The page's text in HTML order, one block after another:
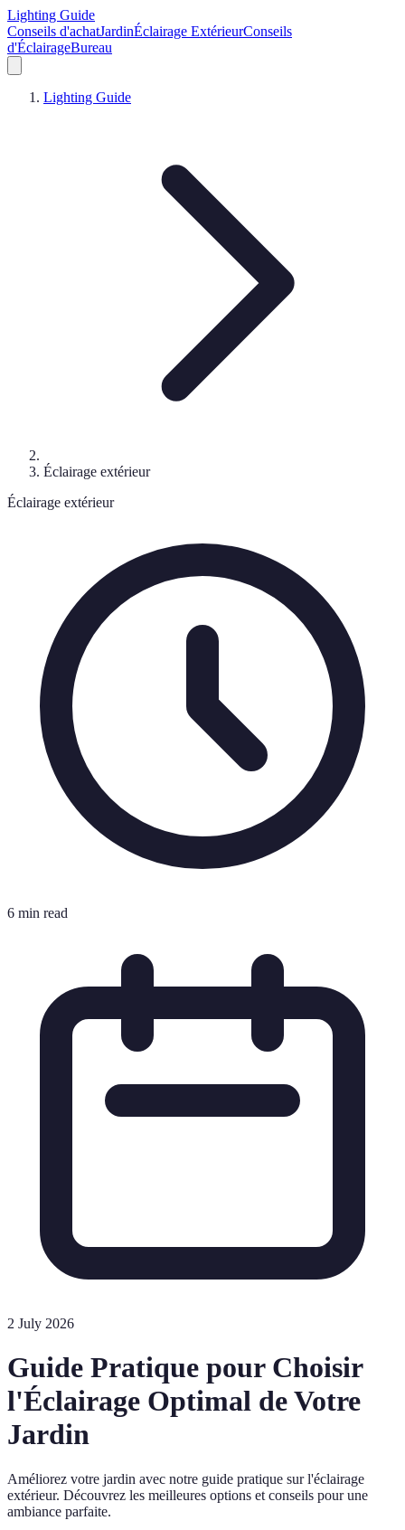
Lighting Guide
Conseils d'achatJardinÉclairage ExtérieurConseils
d'ÉclairageBureau
Lighting Guide
Éclairage extérieur
Éclairage extérieur
6 min read
2 July 2026
Guide Pratique pour Choisir
l'Éclairage Optimal de Votre
Jardin
Améliorez votre jardin avec notre guide pratique sur l'éclairage
extérieur. Découvrez les meilleures options et conseils pour une
ambiance parfaite.